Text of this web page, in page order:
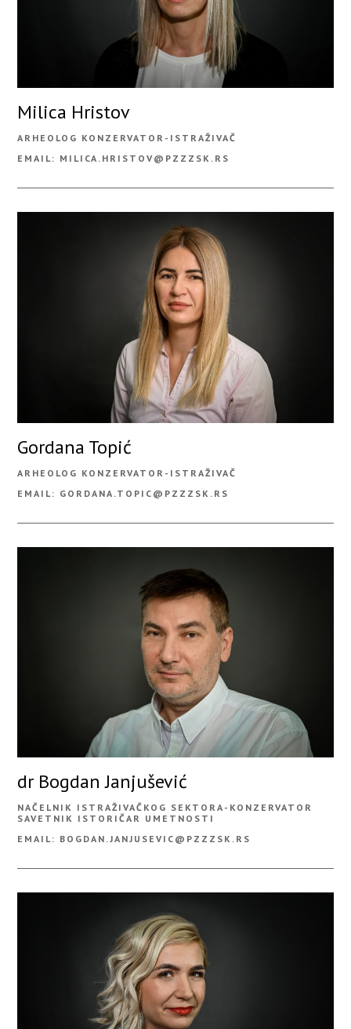
Milica Hristov
ARHEOLOG KONZERVATOR-ISTRAŽIVAČ
EMAIL: MILICA.HRISTOV@PZZZSK.RS
Gordana Topić
ARHEOLOG KONZERVATOR-ISTRAŽIVAČ
EMAIL: GORDANA.TOPIC@PZZZSK.RS
dr Bogdan Janjušević
NAČELNIK ISTRAŽIVAČKOG SEKTORA-KONZERVATOR
SAVETNIK ISTORIČAR UMETNOSTI
EMAIL: BOGDAN.JANJUSEVIC@PZZZSK.RS